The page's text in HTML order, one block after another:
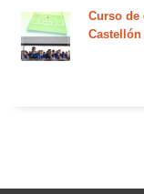
Curso de